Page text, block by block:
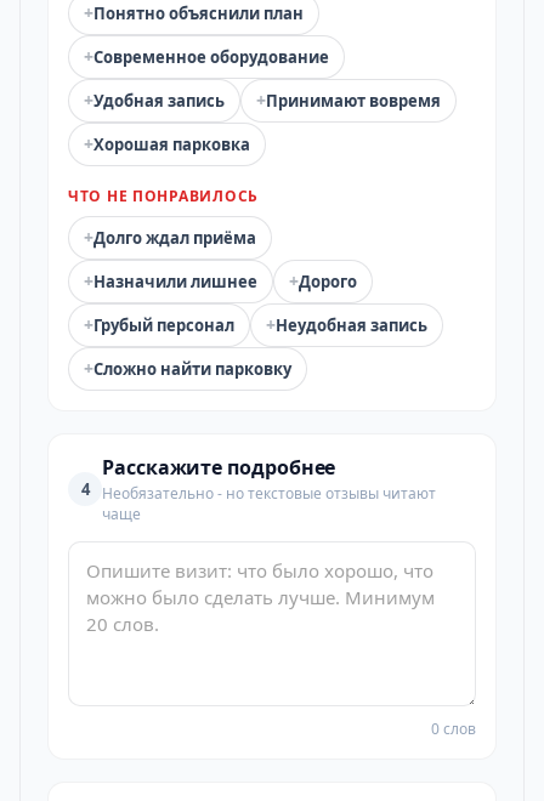
+Понятно объяснили план
+Современное оборудование
+Удобная запись +Принимают вовремя
+Хорошая парковка
ЧТО НЕ ПОНРАВИЛОСЬ
+Долго ждал приёма
+Назначили лишнее +Дорого
+Грубый персонал +Неудобная запись
+Сложно найти парковку
4
Расскажите подробнее
Необязательно - но текстовые отзывы читают
чаще
0 слов